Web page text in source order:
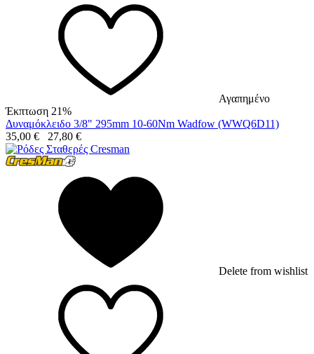
Αγαπημένο
Έκπτωση 21%
Δυναμόκλειδο 3/8" 295mm 10-60Nm Wadfow (WWQ6D11)
35,00 € 27,80 €
Delete from wishlist